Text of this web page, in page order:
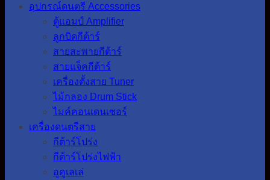
อุปกรณ์ดนตรี Accessories
ตู้แอมป์ Amplifier
ลูกบิดกีต้าร์
สายสะพายกีต้าร์
สายแจ็คกีต้าร์
เครื่องตั้งสาย Tuner
ไม้กลอง Drum Stick
ไมค์คอนเดนเซอร์
เครื่องดนตรีสาย
กีต้าร์โปร่ง
กีต้าร์โปร่งไฟฟ้า
อูคูเลเล่